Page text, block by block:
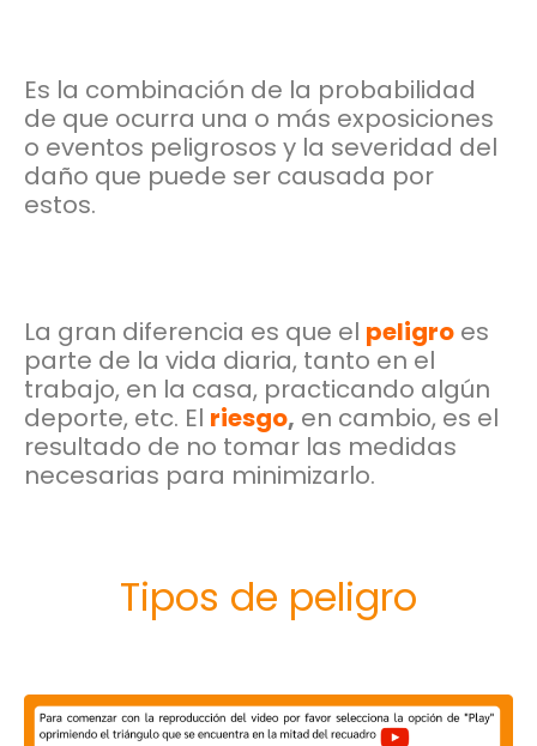
Es la combinación de la probabilidad
de que ocurra una o más exposiciones
o eventos peligrosos y la severidad del
daño que puede ser causada por
estos.
La gran diferencia es que el peligro es
parte de la vida diaria, tanto en el
trabajo, en la casa, practicando algún
deporte, etc. El riesgo, en cambio, es el
resultado de no tomar las medidas
necesarias para minimizarlo.
Tipos de peligro